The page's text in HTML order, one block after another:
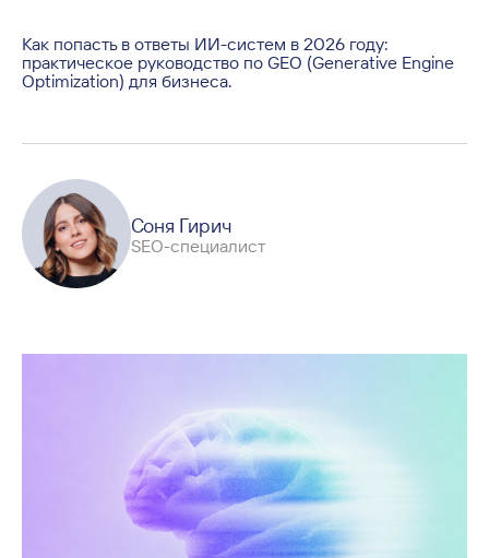
Как попасть в ответы ИИ-систем в 2026 году:
практическое руководство по GEO (Generative Engine
Optimization) для бизнеса.
Соня Гирич
SEO-специалист